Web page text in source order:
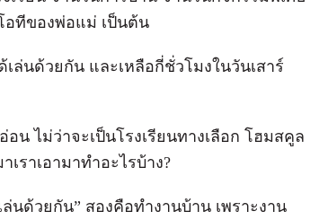
อทีของพ่อแม่ เป็นต้น
ล่นด้วยกัน และเหลือกี่ชั่วโมงในวันเสาร์
น ไม่ว่าจะเป็นโรงเรียนทางเลือก โฮมสคูล
เราเอามาทำอะไรบ้าง?
นด้วยกัน” สองคือทำงานบ้าน เพราะงาน